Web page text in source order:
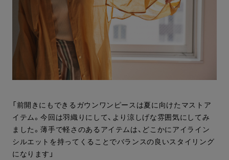
「前開きにもできるガウンワンピースは夏に向けたマストア
イテム。今回は羽織りにして、より涼しげな雰囲気にしてみ
ました。薄手で軽さのあるアイテムは、どこかにアイライン
シルエットを持ってくることでバランスの良いスタイリング
になります」